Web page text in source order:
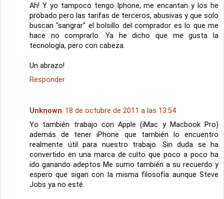
Ah! Y yo tampoco tengo Iphone, me encantan y los he
probado pero las tarifas de terceros, abusivas y que solo
buscan "sangrar" el bolsillo del comprador es lo que me
hace no comprarlo. Ya he dicho que me gusta la
tecnología, pero con cabeza.
Un abrazo!
Responder
Unknown 18 de octubre de 2011 a las 13:54
Yo también trabajo con Apple (iMac y Macbook Pro)
además de tener iPhone que también lo encuentro
realmente útil para nuestro trabajo. Sin duda se ha
convertido en una marca de culto que poco a poco ha
ido ganando adeptos Me sumo también a su recuerdo y
espero que sigan con la misma filosofía aunque Steve
Jobs ya no esté.